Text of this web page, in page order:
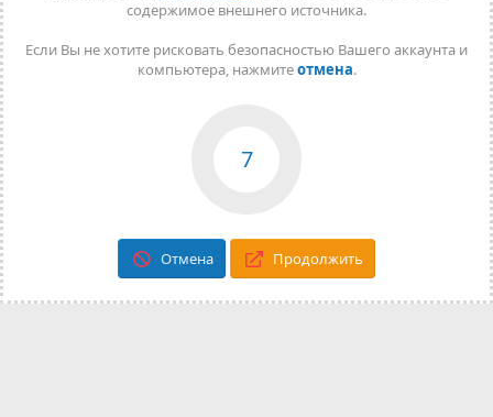
содержимое внешнего источника.
Если Вы не хотите рисковать безопасностью Вашего аккаунта и
компьютера, нажмитеотмена.
7
Отмена Продолжить